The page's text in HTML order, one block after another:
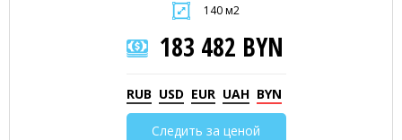
140 м2
183 482 BYN
RUB USD EUR UAH BYN
Следить за ценой